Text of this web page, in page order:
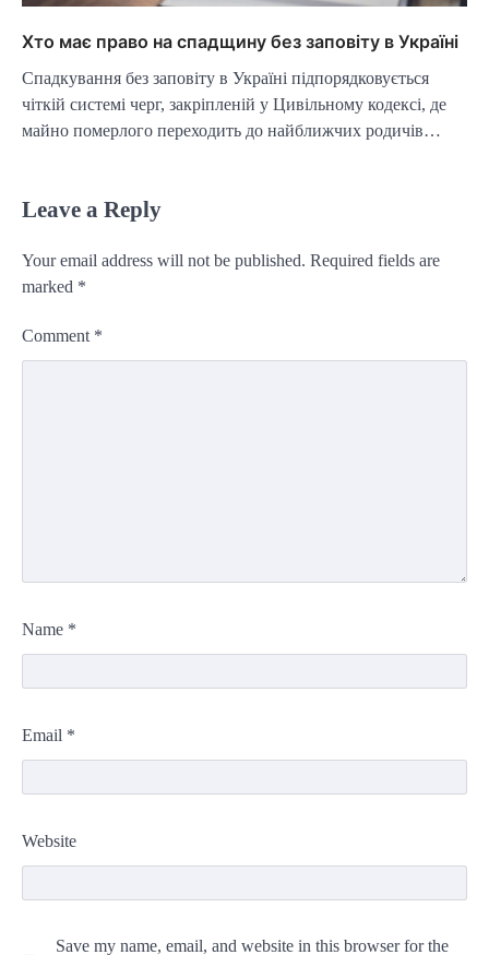
Хто має право на спадщину без заповіту в Україні
Спадкування без заповіту в Україні підпорядковується
чіткій системі черг, закріпленій у Цивільному кодексі, де
майно померлого переходить до найближчих родичів…
Leave a Reply
Your email address will not be published. Required fields are
marked *
Comment *
Name *
Email *
Website
Save my name, email, and website in this browser for the